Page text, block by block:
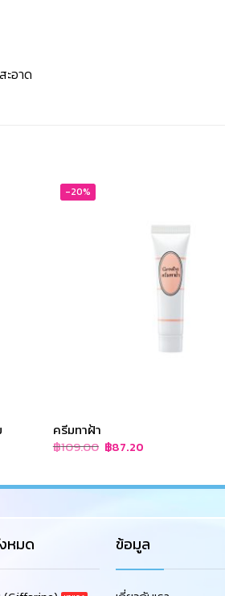
ะอาด
-20%
ครีมทาฝ้า
฿109.00 Original
price
฿87.20
หมด ข้อมูล